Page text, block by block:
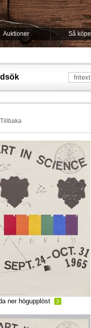
Auktioner Så
Tillbaka
ner högupplöst